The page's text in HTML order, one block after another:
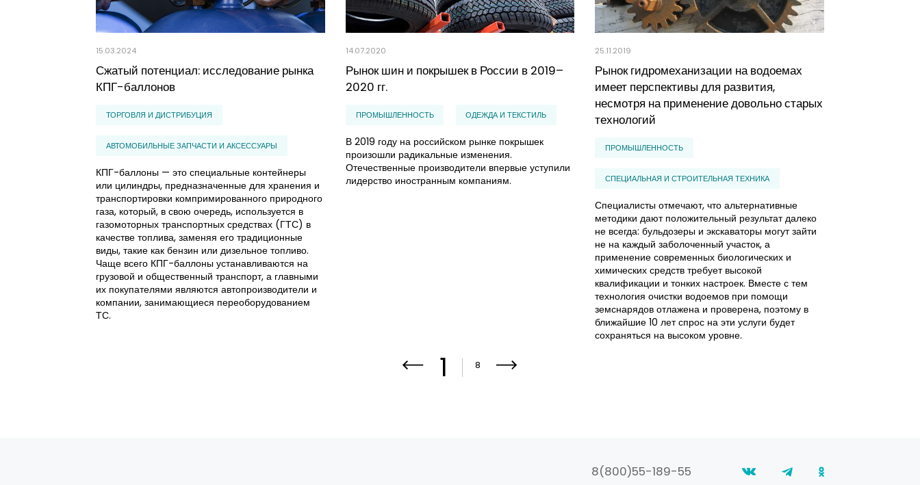
15.03.2024
Сжатый потенциал: исследование рынка
КПГ-баллонов
ТОРГОВЛЯ И ДИСТРИБУЦИЯ
АВТОМОБИЛЬНЫЕ ЗАПЧАСТИ И АКСЕССУАРЫ
КПГ-баллоны — это специальные контейнеры
или цилиндры, предназначенные для хранения и
транспортировки компримированного природного
газа, который, в свою очередь, используется в
газомоторных транспортных средствах (ГТС) в
качестве топлива, заменяя его традиционные
виды, такие как бензин или дизельное топливо.
Чаще всего КПГ-баллоны устанавливаются на
грузовой и общественный транспорт, а главными
их покупателями являются автопроизводители и
компании, занимающиеся переоборудованием
ТС.
14.07.2020
Рынок шин и покрышек в России в 2019–
2020 гг.
ПРОМЫШЛЕННОСТЬ ОДЕЖДА И ТЕКСТИЛЬ
В 2019 году на российском рынке покрышек
произошли радикальные изменения.
Отечественные производители впервые уступили
лидерство иностранным компаниям.
25.11.2019
Рынок гидромеханизации на водоемах
имеет перспективы для развития,
несмотря на применение довольно старых
технологий
ПРОМЫШЛЕННОСТЬ
СПЕЦИАЛЬНАЯ И СТРОИТЕЛЬНАЯ ТЕХНИКА
Специалисты отмечают, что альтернативные
методики дают положительный результат далеко
не всегда: бульдозеры и экскаваторы могут зайти
не на каждый заболоченный участок, а
применение современных биологических и
химических средств требует высокой
квалификации и тонких настроек. Вместе с тем
технология очистки водоемов при помощи
земснарядов отлажена и проверена, поэтому в
ближайшие 10 лет спрос на эти услуги будет
сохраняться на высоком уровне.
1 8
8(800)55-189-55